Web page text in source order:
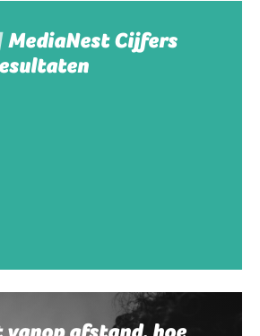
MediaNest Cijfers